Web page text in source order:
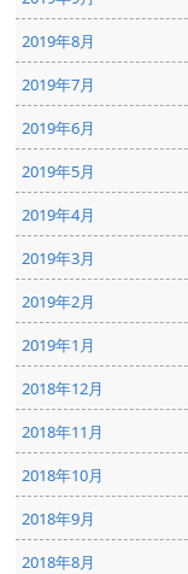
2019年8月
2019年7月
2019年6月
2019年5月
2019年4月
2019年3月
2019年2月
2019年1月
2018年12月
2018年11月
2018年10月
2018年9月
2018年8月